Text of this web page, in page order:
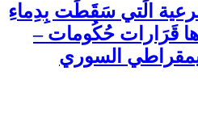
الشَرعية الَتي سَقَطَت بِدِماءِ
قَرَارات حُكُومات –
السوري